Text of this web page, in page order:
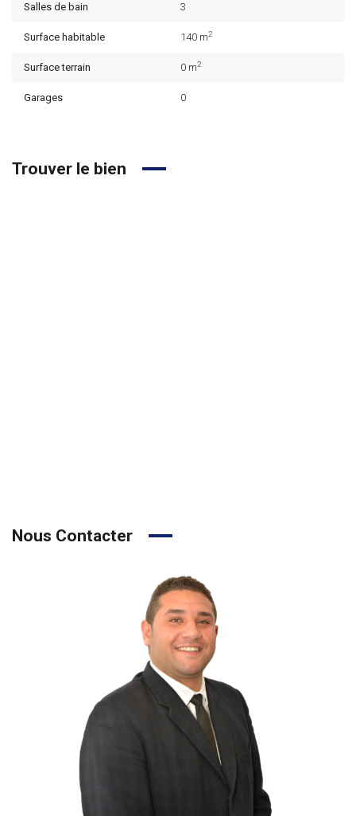
Salles de bain 3
Surface habitable 140 m2
Surface terrain 0 m2
Garages 0
Trouver le bien
Nous Contacter